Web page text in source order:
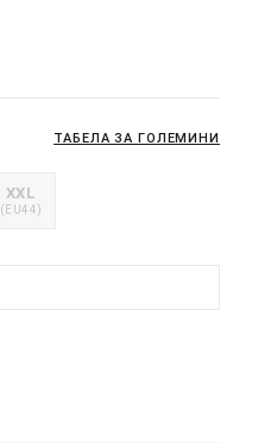
ТАБЕЛА ЗА ГОЛЕМИНИ
XXL
(EU44)